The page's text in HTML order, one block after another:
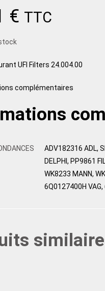
€ TTC
UFI Filters 24.004.00
complémentaires
ADV182316 ADL,
DELPHI, PP9861
WK8233 MANN,
6Q0127400H VAG,